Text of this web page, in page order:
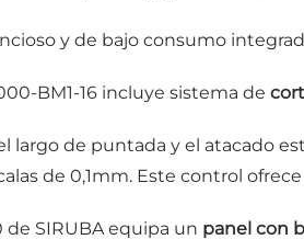
y de bajo consumo
BM1-16 incluye sistema de
largo de puntada y el atacado
de 0,1mm. Este control
de SIRUBA equipa un panel con